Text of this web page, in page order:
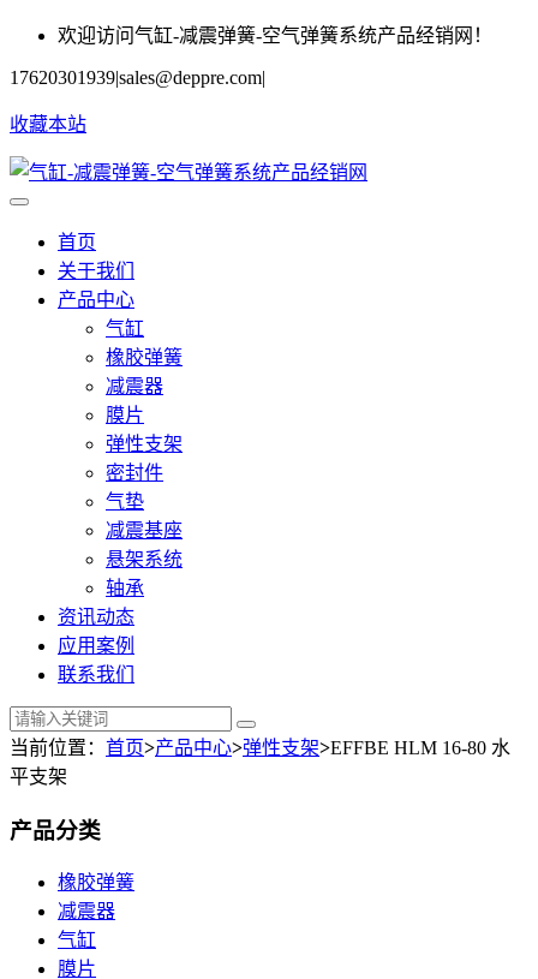
欢迎访问气缸-减震弹簧-空气弹簧系统产品经销网！
17620301939|sales@deppre.com|
收藏本站
首页
关于我们
产品中心
气缸
橡胶弹簧
减震器
膜片
弹性支架
密封件
气垫
减震基座
悬架系统
轴承
资讯动态
应用案例
联系我们
当前位置： 首页>产品中心>弹性支架>EFFBE HLM 16-80 水
平支架
产品分类
橡胶弹簧
减震器
气缸
膜片